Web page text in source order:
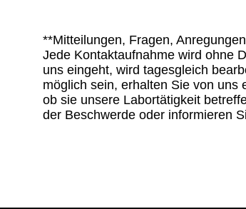
**Mit­tei­lun­gen, Fra­gen,
Jede Kon­takt­auf­nahme wird ohne
uns ein­geht, wird tages­gleich
mög­lich sein, erhal­ten Sie von uns
ob sie unsere Labor­tä­tig­keit
der Beschwerde oder infor­mie­ren